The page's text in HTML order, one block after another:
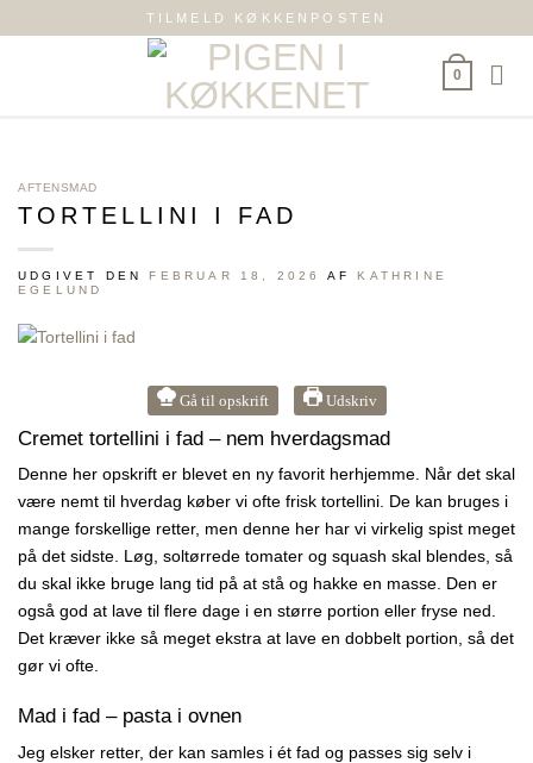
til
TILMELD KØKKENPOSTEN
0
AFTENSMAD
TORTELLINI I FAD
UDGIVET DENFEBRUAR 18, 2026 AFKATHRINE
EGELUND
Gå til opskrift Udskriv
Cremet tortellini i fad – nem hverdagsmad
Denne her opskrift er blevet en ny favorit herhjemme. Når det skal
være nemt til hverdag køber vi ofte frisk tortellini. De kan bruges i
mange forskellige retter, men denne her har vi virkelig spist meget
på det sidste. Løg, soltørrede tomater og squash skal blendes, så
du skal ikke bruge lang tid på at stå og hakke en masse. Den er
også god at lave til flere dage i en større portion eller fryse ned.
Det kræver ikke så meget ekstra at lave en dobbelt portion, så det
gør vi ofte.
Mad i fad – pasta i ovnen
Jeg elsker retter, der kan samles i ét fad og passes sig selv i